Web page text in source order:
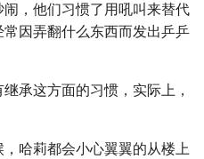
，他们习惯了用吼叫来替代
因弄翻什么东西而发出乒乒
承这方面的习惯，实际上，
哈莉都会小心翼翼的从楼上